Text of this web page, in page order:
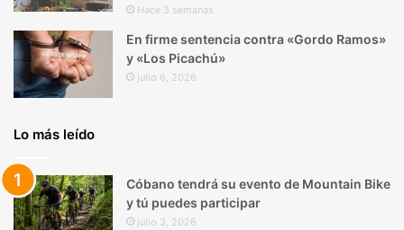
Hace 3 semanas
En firme sentencia contra «Gordo Ramos»
y «Los Picachú»
julio 6, 2026
Lo más leído
Cóbano tendrá su evento de Mountain Bike
y tú puedes participar
julio 3, 2026